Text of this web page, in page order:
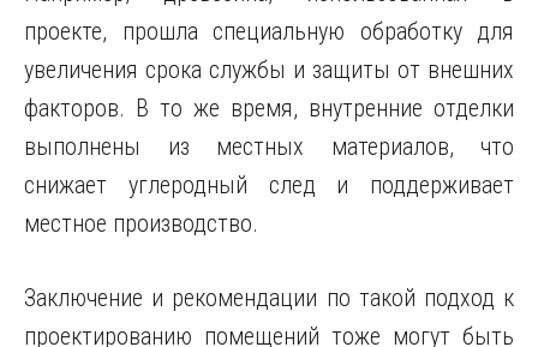
проекте, прошла специальную обработку для
увеличения срока службы и защиты от внешних
факторов. В то же время, внутренние отделки
выполнены из местных материалов, что
снижает углеродный след и поддерживает
местное производство.
Заключение и рекомендации по такой подход к
проектированию помещений тоже могут быть